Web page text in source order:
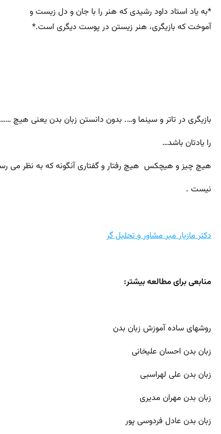
*به یاد استاد داود رشیدی که هنر را با جان و دل زیست و
آموخت که بازیگری، هنر زیستن در پوست دیگری است.*
بازیگری در تاتر و سینما و…. بدون دانستن زبان بدن یعنی هیچ
را یادتان باشد…
هیچ چیز و هیچکس هیچ رفتار و گفتاری آنگونه که به نظر می
نیست .
دکتر مازیار میر مشاور و تحلیل گر
منابعی برای مطالعه بیشتر:
روشهای ساده آموزش زبان بدن
زبان بدن احسان علیخانی
زبان بدن علی لهراسبی
زبان بدن مهران مدیری
زبان بدن عادل فردوسی پور